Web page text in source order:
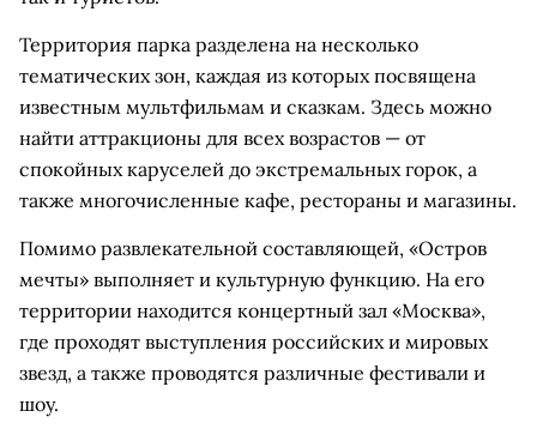
Территория парка разделена на несколько
тематических зон, каждая из которых посвящена
известным мультфильмам и сказкам. Здесь можно
найти аттракционы для всех возрастов — от
спокойных каруселей до экстремальных горок, а
также многочисленные кафе, рестораны и магазины.
Помимо развлекательной составляющей, «Остров
мечты» выполняет и культурную функцию. На его
территории находится концертный зал «Москва»,
где проходят выступления российских и мировых
звезд, а также проводятся различные фестивали и
шоу.